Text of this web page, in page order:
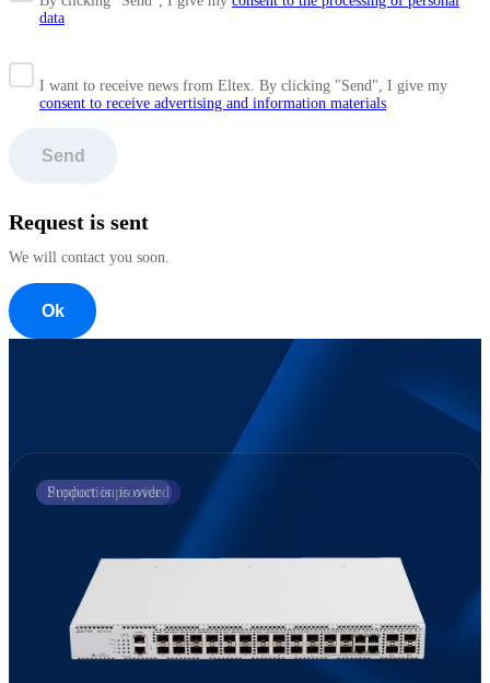
data
I want to receive news from Eltex. By clicking "Send", I give my
consent to receive advertising and information materials
Send
Request is sent
We will contact you soon.
Ok
Support is provided